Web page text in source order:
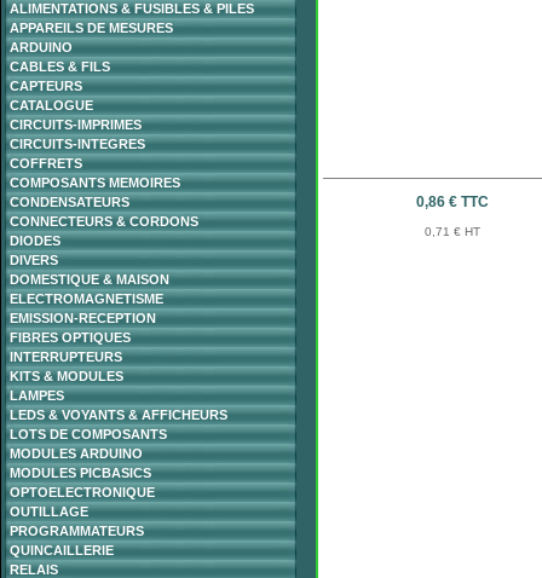
ALIMENTATIONS & FUSIBLES & PILES
APPAREILS DE MESURES
ARDUINO
CABLES & FILS
CAPTEURS
CATALOGUE
CIRCUITS-IMPRIMES
CIRCUITS-INTEGRES
COFFRETS
COMPOSANTS MEMOIRES
CONDENSATEURS
CONNECTEURS & CORDONS
DIODES
DIVERS
DOMESTIQUE & MAISON
ELECTROMAGNETISME
EMISSION-RECEPTION
FIBRES OPTIQUES
INTERRUPTEURS
KITS & MODULES
LAMPES
LEDS & VOYANTS & AFFICHEURS
LOTS DE COMPOSANTS
MODULES ARDUINO
MODULES PICBASICS
OPTOELECTRONIQUE
OUTILLAGE
PROGRAMMATEURS
QUINCAILLERIE
RELAIS
0,86 € TTC
0,71 € HT